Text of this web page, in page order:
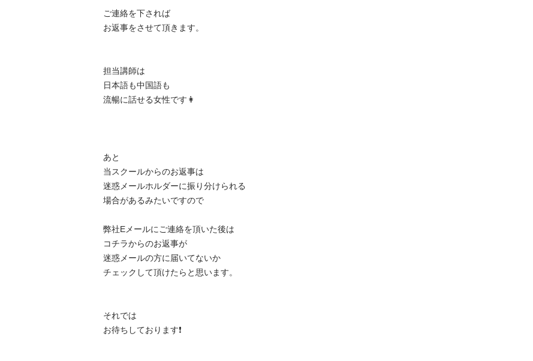
ご連絡を下されば
お返事をさせて頂きます。
担当講師は
日本語も中国語も
流暢に話せる女性です👩
あと
当スクールからのお返事は
迷惑メールホルダーに振り分けられる
場合があるみたいですので
弊社Eメールにご連絡を頂いた後は
コチラからのお返事が
迷惑メールの方に届いてないか
チェックして頂けたらと思います。
それでは
お待ちしております❗️